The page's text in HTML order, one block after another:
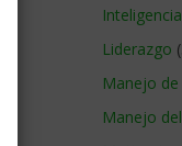
Liderazgo
Manejo de
Manejo